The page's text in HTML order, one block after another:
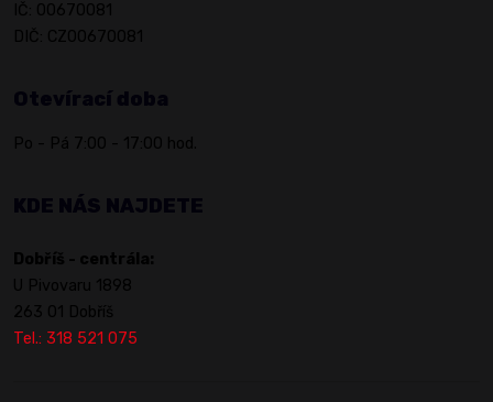
IČ: 00670081
DIČ: CZ00670081
Otevírací doba
Po - Pá 7:00 - 17:00 hod.
KDE NÁS NAJDETE
Dobříš - centrála:
U Pivovaru 1898
263 01 Dobříš
Tel.: 318 521 075